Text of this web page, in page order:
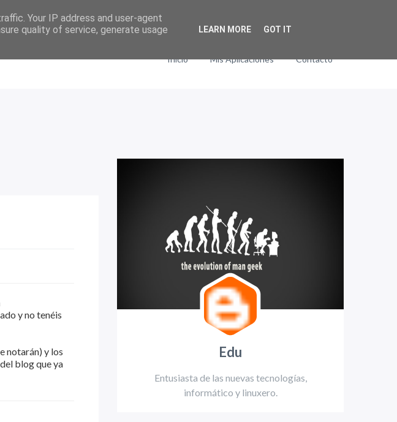
Inicio Mis Aplicaciones Contacto
y no tenéis
notarán) y los
blog que ya
Edu
Entusiasta de las nuevas tecnologías,
informático y linuxero.
Your IP address and user-agent
quality of service, generate usage
LEARN MORE GOT IT